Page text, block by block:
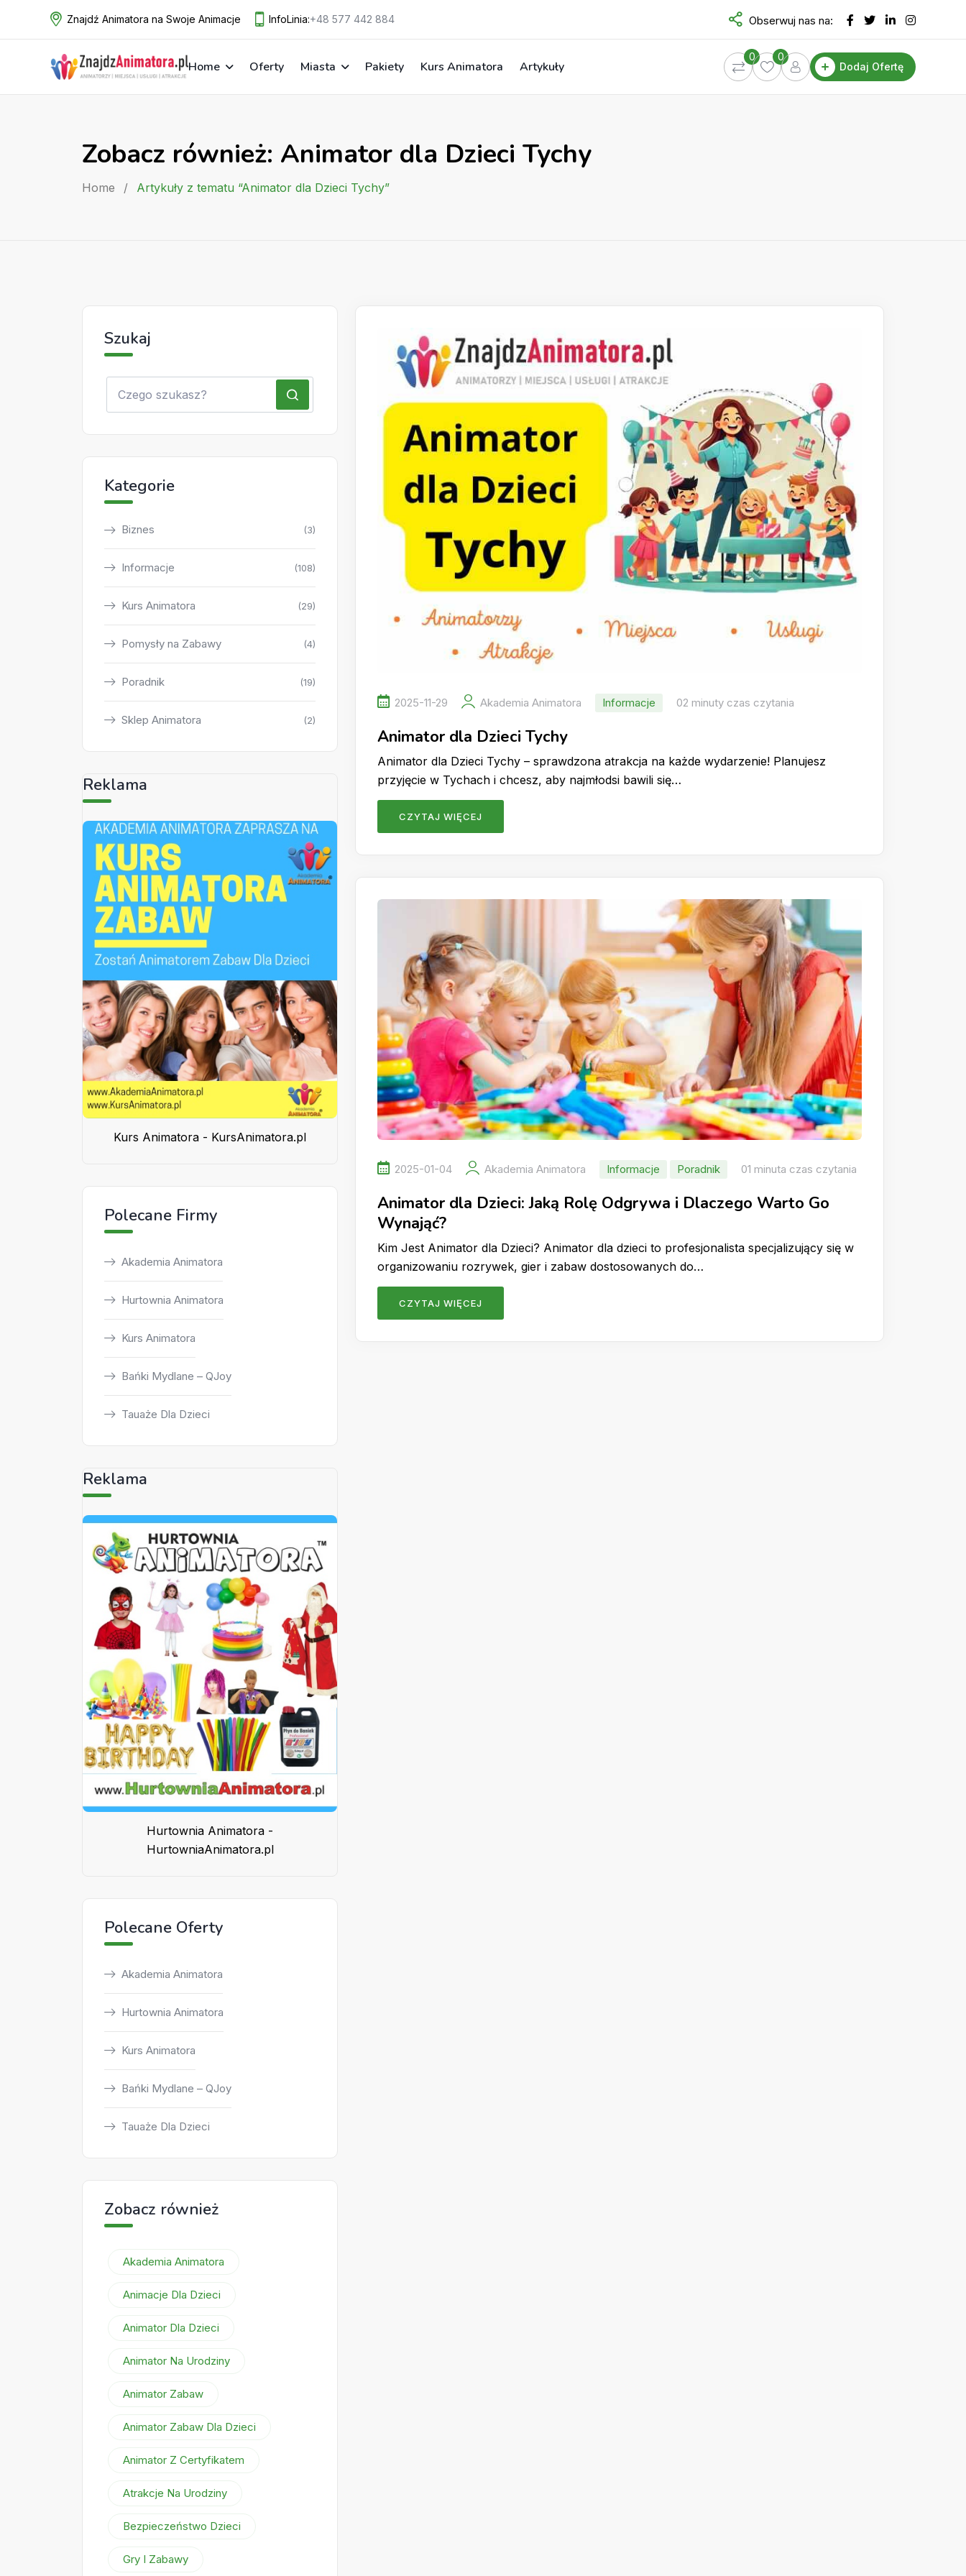
Znajdź Animatora na Swoje Animacje InfoLinia:+48 577 442 884 Obserwuj nas na:
Home Oferty Miasta Pakiety Kurs Animatora Artykuły
0
0
Dodaj Ofertę
Zobacz również: Animator dla Dzieci Tychy
Home / Artykuły z tematu “Animator dla Dzieci Tychy”
2025-11-29 Akademia Animatora Informacje 02 minuty czas czytania
Animator dla Dzieci Tychy
Animator dla Dzieci Tychy – sprawdzona atrakcja na każde wydarzenie! Planujesz
przyjęcie w Tychach i chcesz, aby najmłodsi bawili się…
CZYTAJ WIĘCEJ
2025-01-04 Akademia Animatora Informacje Poradnik 01 minuta czas czytania
Animator dla Dzieci: Jaką Rolę Odgrywa i Dlaczego Warto Go
Wynająć?
Kim Jest Animator dla Dzieci? Animator dla dzieci to profesjonalista specjalizujący się w
organizowaniu rozrywek, gier i zabaw dostosowanych do…
CZYTAJ WIĘCEJ
Szukaj
Kategorie
Biznes (3)
Informacje (108)
Kurs Animatora (29)
Pomysły na Zabawy (4)
Poradnik (19)
Sklep Animatora (2)
Reklama
Kurs Animatora - KursAnimatora.pl
Polecane Firmy
Akademia Animatora
Hurtownia Animatora
Kurs Animatora
Bańki Mydlane – QJoy
Tauaże Dla Dzieci
Reklama
Hurtownia Animatora -
HurtowniaAnimatora.pl
Polecane Oferty
Akademia Animatora
Hurtownia Animatora
Kurs Animatora
Bańki Mydlane – QJoy
Tauaże Dla Dzieci
Zobacz również
Akademia Animatora
Animacje Dla Dzieci
Animator Dla Dzieci
Animator Na Urodziny
Animator Zabaw
Animator Zabaw Dla Dzieci
Animator Z Certyfikatem
Atrakcje Na Urodziny
Bezpieczeństwo Dzieci
Gry I Zabawy